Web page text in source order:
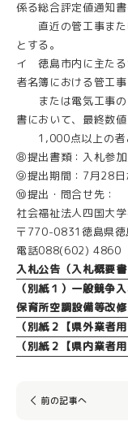
係る総合評定値通知
直近の管工事また
とする。
イ 徳島市内に主たる
者名簿における管工事
または電気工事の
書において、最終数
1,000点以上の者
⑧提出書類：入札参
⑨提出期間：7月28日
⑩提出・問合せ先：
社会福祉法人四国大
〒770-0831徳島県
電話088(602)
入札公告（入札概要書
（別紙１）一般競争
保育所空調設備等改修
（別紙２【県外業者
（別紙２【県内業者
前の記事へ